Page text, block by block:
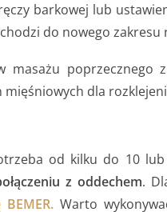
barkowej lub
do nowego zakresu
masażu
mięśniowych dla
od kilku do 10
z oddechem.
Warto